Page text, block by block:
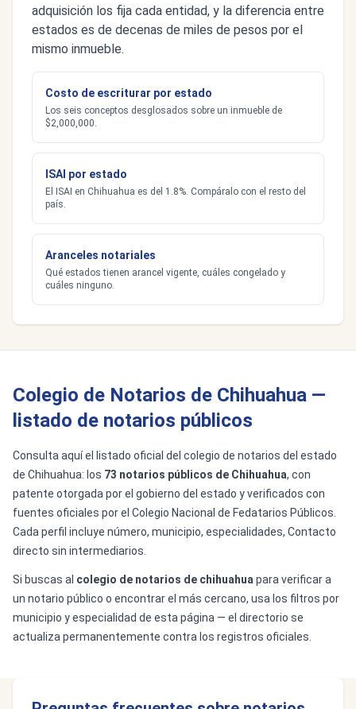
adquisición los fija cada entidad, y la diferencia entre
estados es de decenas de miles de pesos por el
mismo inmueble.
Costo de escriturar por estado
Los seis conceptos desglosados sobre un inmueble de
$2,000,000.
ISAI por estado
El ISAI en Chihuahua es del 1.8%. Compáralo con el resto del
país.
Aranceles notariales
Qué estados tienen arancel vigente, cuáles congelado y
cuáles ninguno.
Colegio de Notarios de Chihuahua —
listado de notarios públicos
Consulta aquí el listado oficial del colegio de notarios del estado
de Chihuahua: los 73 notarios públicos de Chihuahua, con
patente otorgada por el gobierno del estado y verificados con
fuentes oficiales por el Colegio Nacional de Fedatarios Públicos.
Cada perfil incluye número, municipio, especialidades, Contacto
directo sin intermediarios.
Si buscas al colegio de notarios de chihuahua para verificar a
un notario público o encontrar el más cercano, usa los filtros por
municipio y especialidad de esta página — el directorio se
actualiza permanentemente contra los registros oficiales.